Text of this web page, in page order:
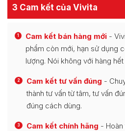
3 Cam kết của Vivita
1 Cam kết bán hàng mới -
phẩm còn mới, hạn sử dụng
lượng. Nói không với hàng
2 Cam kết tư vấn đúng -
thành tư vấn từ tâm, tư vấn
đúng cách dùng.
3 Cam kết chính hãng -